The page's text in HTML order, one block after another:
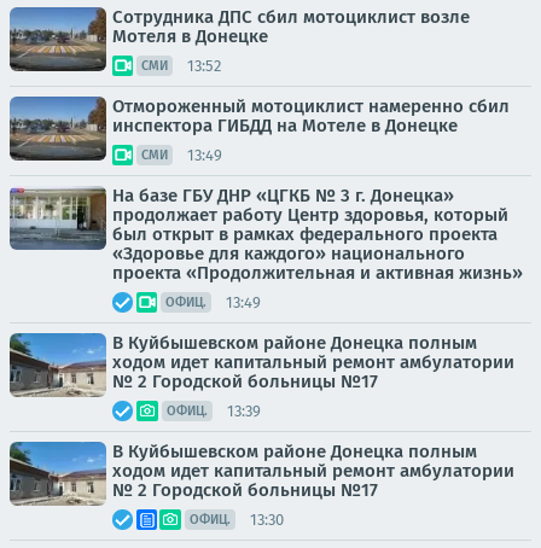
Сотрудника ДПС сбил мотоциклист возле
Мотеля в Донецке
СМИ 13:52
Отмороженный мотоциклист намеренно сбил
инспектора ГИБДД на Мотеле в Донецке
СМИ 13:49
На базе ГБУ ДНР «ЦГКБ № 3 г. Донецка»
продолжает работу Центр здоровья, который
был открыт в рамках федерального проекта
«Здоровье для каждого» национального
проекта «Продолжительная и активная жизнь»
ОФИЦ. 13:49
В Куйбышевском районе Донецка полным
ходом идет капитальный ремонт амбулатории
№ 2 Городской больницы №17
ОФИЦ. 13:39
В Куйбышевском районе Донецка полным
ходом идет капитальный ремонт амбулатории
№ 2 Городской больницы №17
ОФИЦ. 13:30